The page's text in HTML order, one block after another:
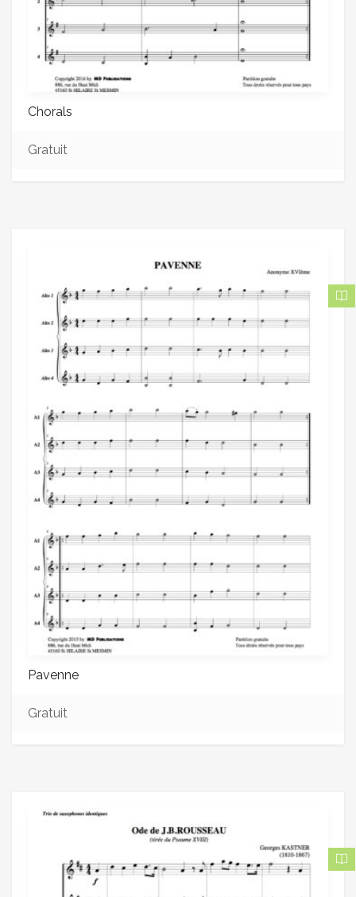
Chorals
Gratuit
Pavenne
Gratuit